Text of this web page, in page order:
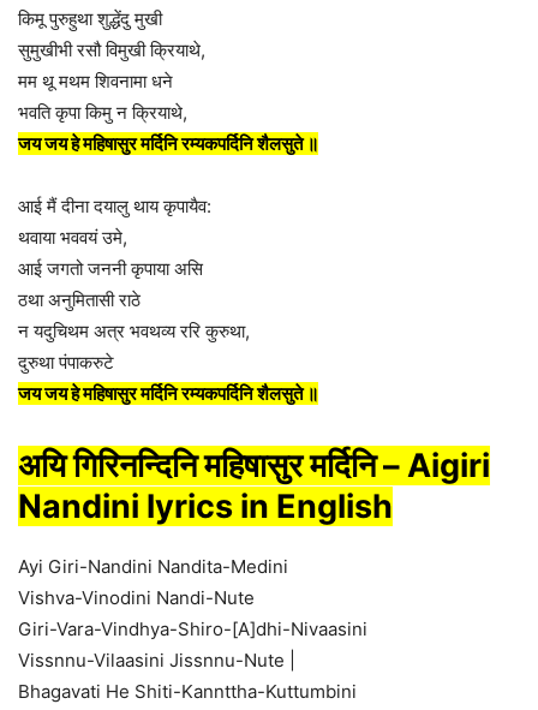
किमू पुरुहुथा शुद्धेंदु मुखी
सुमुखीभी रसौ विमुखी क्रियाथे,
मम थू मथम शिवनामा धने
भवति कृपा किमु न क्रियाथे,
जय जय हे महिषासुर मर्दिनि रम्यकपर्दिनि शैलसुते ॥
आई मैं दीना दयालु थाय कृपायैव:
थवाया भववयं उमे,
आई जगतो जननी कृपाया असि
ठथा अनुमितासी राठे
न यदुचिथम अत्र भवथव्य ररि कुरुथा,
दुरुथा पंपाकरुटे
जय जय हे महिषासुर मर्दिनि रम्यकपर्दिनि शैलसुते ॥
अयि गिरिनन्दिनि महिषासुर मर्दिनि – Aigiri
Nandini lyrics in English
Ayi Giri-Nandini Nandita-Medini
Vishva-Vinodini Nandi-Nute
Giri-Vara-Vindhya-Shiro-[A]dhi-Nivaasini
Vissnnu-Vilaasini Jissnnu-Nute |
Bhagavati He Shiti-Kannttha-Kuttumbini